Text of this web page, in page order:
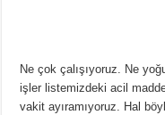
Ne çok çalışıyoruz. Ne
işler listemizdeki acil
vakit ayıramıyoruz. Hal